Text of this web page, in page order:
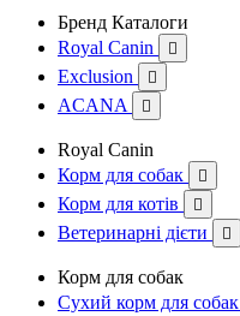
Бренд Каталоги
Royal Canin

Exclusion 
ACANA 
Royal Canin
Корм для собак

Корм для котів 
Ветеринарні дієти 
Корм для собак
Сухий корм для собак